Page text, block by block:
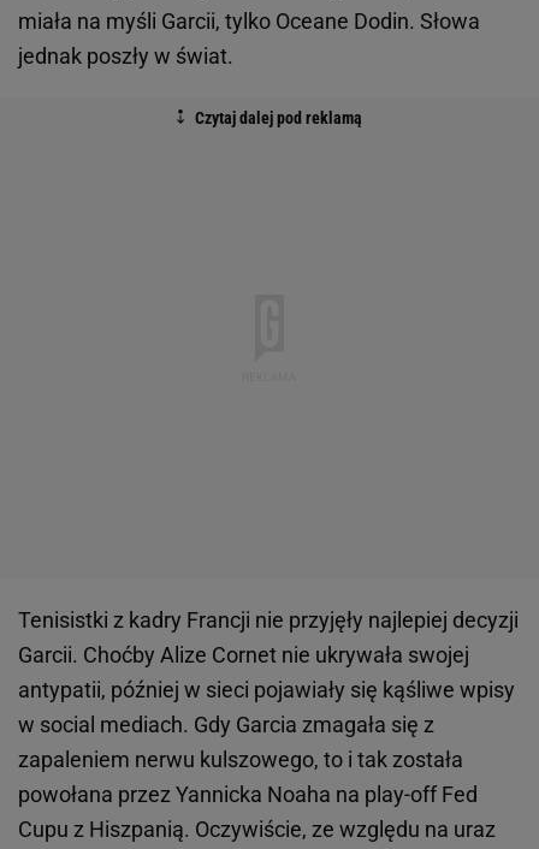
miała na myśli Garcii, tylko Oceane Dodin. Słowa
jednak poszły w świat.
Tenisistki z kadry Francji nie przyjęły najlepiej decyzji
Garcii. Choćby Alize Cornet nie ukrywała swojej
antypatii, później w sieci pojawiały się kąśliwe wpisy
w social mediach. Gdy Garcia zmagała się z
zapaleniem nerwu kulszowego, to i tak została
powołana przez Yannicka Noaha na play-off Fed
Cupu z Hiszpanią. Oczywiście, ze względu na uraz